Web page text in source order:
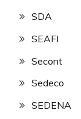
SDA
SEAFI
Secont
Sedeco
SEDENA